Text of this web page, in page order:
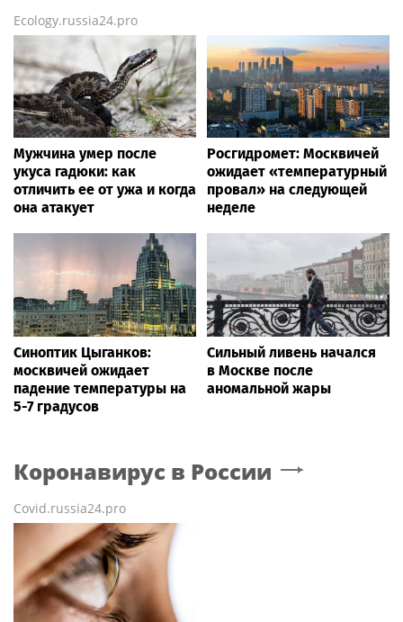
Ecology.russia24.pro
Мужчина умер после
укуса гадюки: как
отличить ее от ужа и когда
она атакует
Росгидромет: Москвичей
ожидает «температурный
провал» на следующей
неделе
Синоптик Цыганков:
москвичей ожидает
падение температуры на
5-7 градусов
Сильный ливень начался
в Москве после
аномальной жары
Коронавирус в России
Covid.russia24.pro